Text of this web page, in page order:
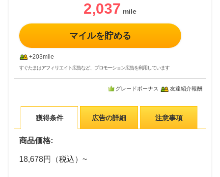
2,037
マイルを貯める
+203mile
すぐたまはアフィリエイト広告など、プロモーション広告を利用しています
グレードボーナス 友達紹介報酬
獲得条件 広告の詳細 注意事項
商品価格:
18,678円（税込）~